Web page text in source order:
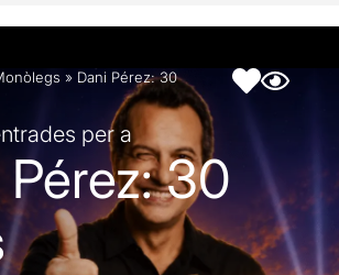
» Dani Pérez: 30
per a
Pérez: 30